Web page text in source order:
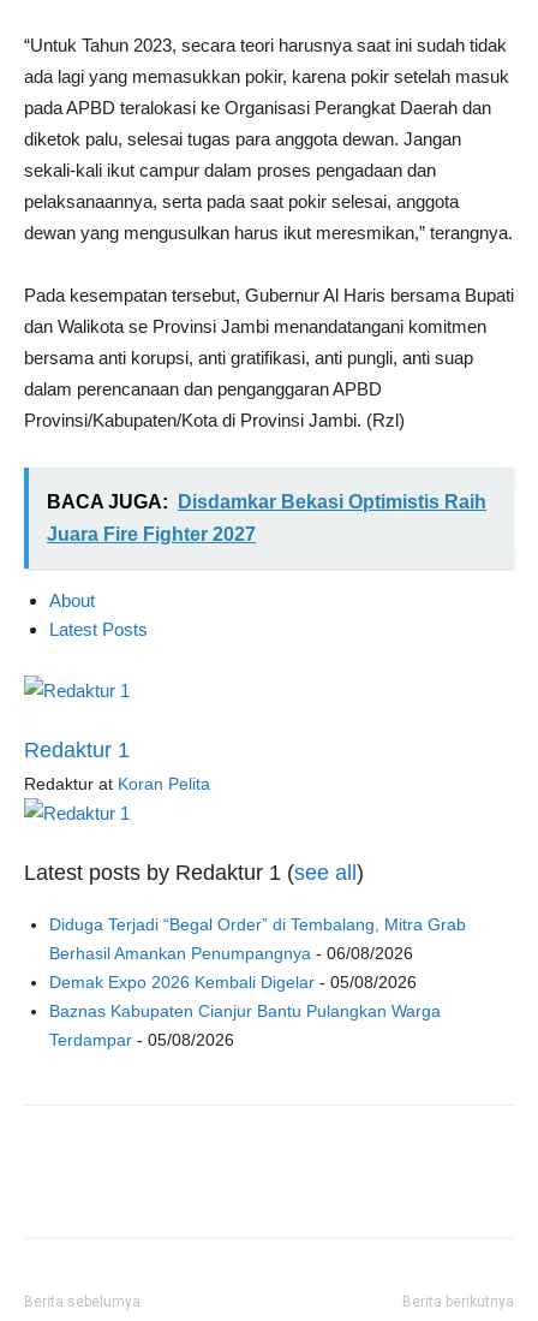
“Untuk Tahun 2023, secara teori harusnya saat ini sudah tidak
ada lagi yang memasukkan pokir, karena pokir setelah masuk
pada APBD teralokasi ke Organisasi Perangkat Daerah dan
diketok palu, selesai tugas para anggota dewan. Jangan
sekali-kali ikut campur dalam proses pengadaan dan
pelaksanaannya, serta pada saat pokir selesai, anggota
dewan yang mengusulkan harus ikut meresmikan,” terangnya.
Pada kesempatan tersebut, Gubernur Al Haris bersama Bupati
dan Walikota se Provinsi Jambi menandatangani komitmen
bersama anti korupsi, anti gratifikasi, anti pungli, anti suap
dalam perencanaan dan penganggaran APBD
Provinsi/Kabupaten/Kota di Provinsi Jambi. (Rzl)
BACA JUGA:
Disdamkar Bekasi Optimistis Raih
Juara Fire Fighter 2027
About
Latest Posts
Redaktur 1
Redaktur at Koran Pelita
Latest posts by Redaktur 1 (see all )
Diduga Terjadi “Begal Order” di Tembalang, Mitra Grab
Berhasil Amankan Penumpangnya - 06/08/2026
Demak Expo 2026 Kembali Digelar - 05/08/2026
Baznas Kabupaten Cianjur Bantu Pulangkan Warga
Terdampar - 05/08/2026
Berita sebelumya Berita berikutnya